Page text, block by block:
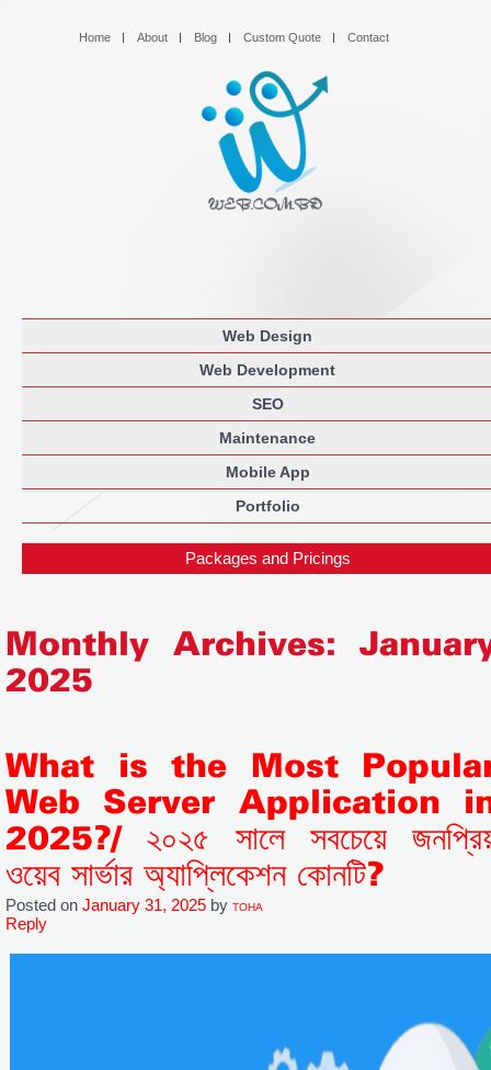
Home About Blog Custom Quote Contact
Web Design
Web Development
SEO
Maintenance
Mobile App
Portfolio
Packages and Pricings
Monthly Archives:
2025
What is the Most
Web Server Application
2025?/ ২০২৫ সালে সবচেয়ে
ওয়েব সার্ভার অ্যাপ্লিকেশন কোনটি?
Posted on January 31, 2025 by TOHA
Reply